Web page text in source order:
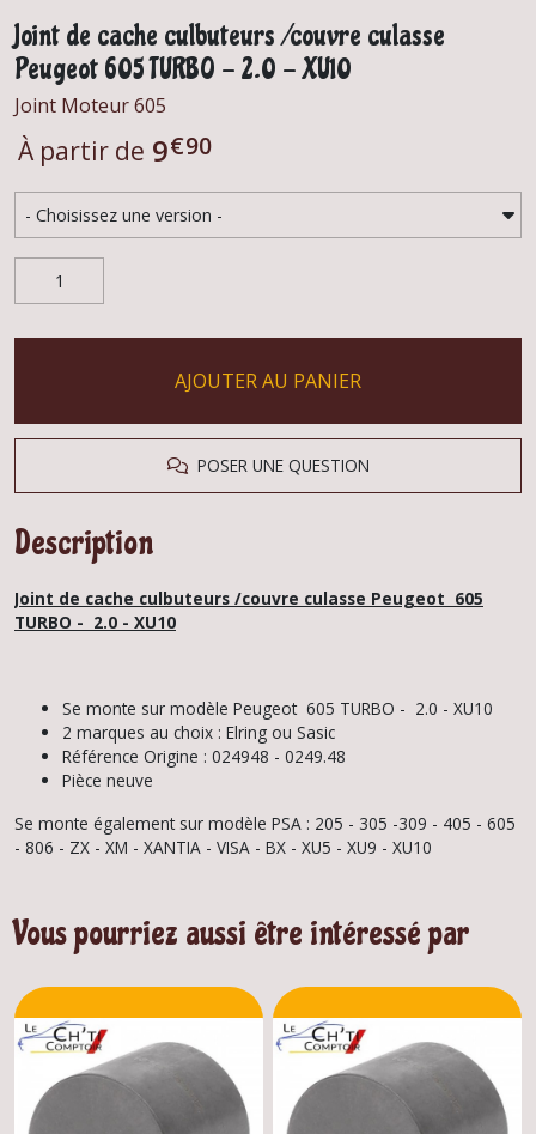
Joint de cache culbuteurs /couvre culasse
Peugeot 605 TURBO - 2.0 - XU10
Joint Moteur 605
À partir de 9€90
AJOUTER AU PANIER
POSER UNE QUESTION
Description
Joint de cache culbuteurs /couvre culasse Peugeot 605
TURBO - 2.0 - XU10
Se monte sur modèle Peugeot 605 TURBO - 2.0 - XU10
2 marques au choix : Elring ou Sasic
Référence Origine : 024948 - 0249.48
Pièce neuve
Se monte également sur modèle PSA : 205 - 305 -309 - 405 - 605
- 806 - ZX - XM - XANTIA - VISA - BX - XU5 - XU9 - XU10
Vous pourriez aussi être intéressé par